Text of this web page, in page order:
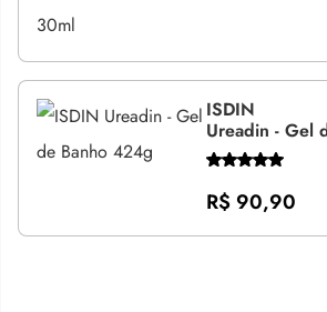
ISDIN
Ureadin - Gel
R$ 90,90